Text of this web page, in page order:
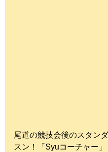
尾道の競技会後のスタン
スン！「Syuコーチャー」